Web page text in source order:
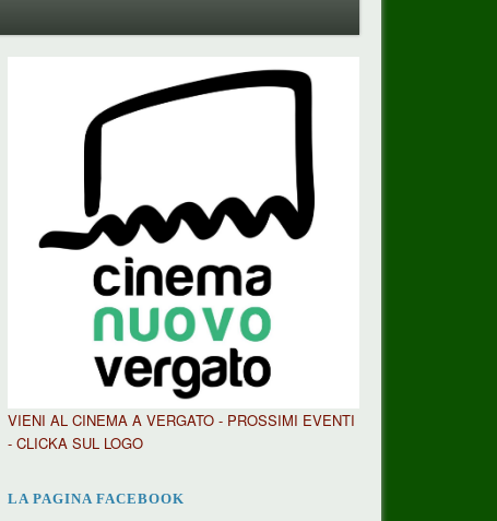
VIENI AL CINEMA A VERGATO - PROSSIMI EVENTI
- CLICKA SUL LOGO
LA PAGINA FACEBOOK